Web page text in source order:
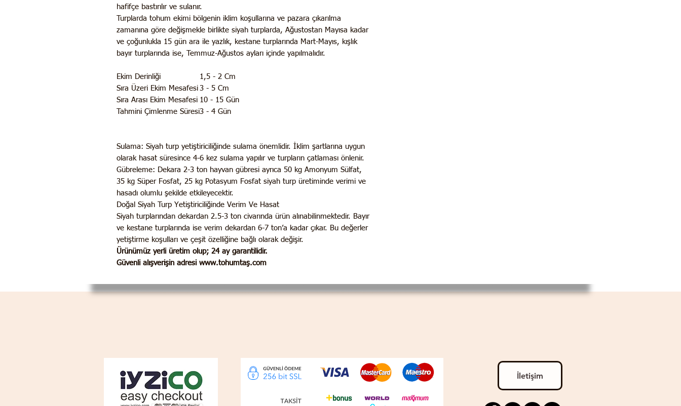
hafifçe bastırılır ve sulanır.
Turplarda tohum ekimi bölgenin iklim koşullarına ve pazara çıkarılma
zamanına göre değişmekle birlikte siyah turplarda, Ağustostan Mayısa kadar
ve çoğunlukla 15 gün ara ile yazlık, kestane turplarında Mart-Mayıs, kışlık
bayır turplarında ise, Temmuz-Ağustos ayları içinde yapılmalıdır.
Ekim Derinliği
1,5 - 2 Cm
Sıra Üzeri Ekim Mesafesi 3 - 5 Cm
Sıra Arası Ekim Mesafesi 10 - 15 Gün
Tahmini Çimlenme Süresi3 - 4 Gün
Sulama: Siyah turp yetiştiriciliğinde sulama önemlidir. İklim şartlarına uygun
olarak hasat süresince 4-6 kez sulama yapılır ve turpların çatlaması önlenir.
Gübreleme: Dekara 2-3 ton hayvan gübresi ayrıca 50 kg Amonyum Sülfat,
35 kg Süper Fosfat, 25 kg Potasyum Fosfat siyah turp üretiminde verimi ve
hasadı olumlu şekilde etkileyecektir.
Doğal Siyah Turp Yetiştiriciliğinde Verim Ve Hasat
Siyah turplarından dekardan 2.5-3 ton civarında ürün alınabilinmektedir. Bayır
ve kestane turplarında ise verim dekardan 6-7 ton’a kadar çıkar. Bu değerler
yetiştirme koşulları ve çeşit özelliğine bağlı olarak değişir.
Ürünümüz yerli üretim olup; 24 ay garantilidir.
Güvenli alışverişin adresi www.tohumtaş.com
İletişim